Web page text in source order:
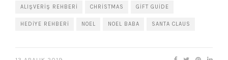
ALIŞVERIŞ REHBERI CHRISTMAS GIFT GUIDE
HEDIYE REHBERI NOEL NOEL BABA SANTA CLAUS